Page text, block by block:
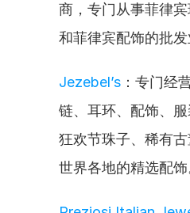
商，专门从事菲律
和菲律宾配饰的批发
Jezebel’s ：专门经
链、耳环、配饰、
狂欢节珠子、稀有
世界各地的精选配饰